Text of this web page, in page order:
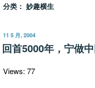
分类： 妙趣横生
发
布
于
11 5 月, 2004
回首5000年，宁做
Views: 77